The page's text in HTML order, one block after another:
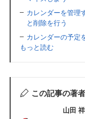
カレンダーを管理
と削除を行う
カレンダーの予定
もっと読む
この記事の著者
山田